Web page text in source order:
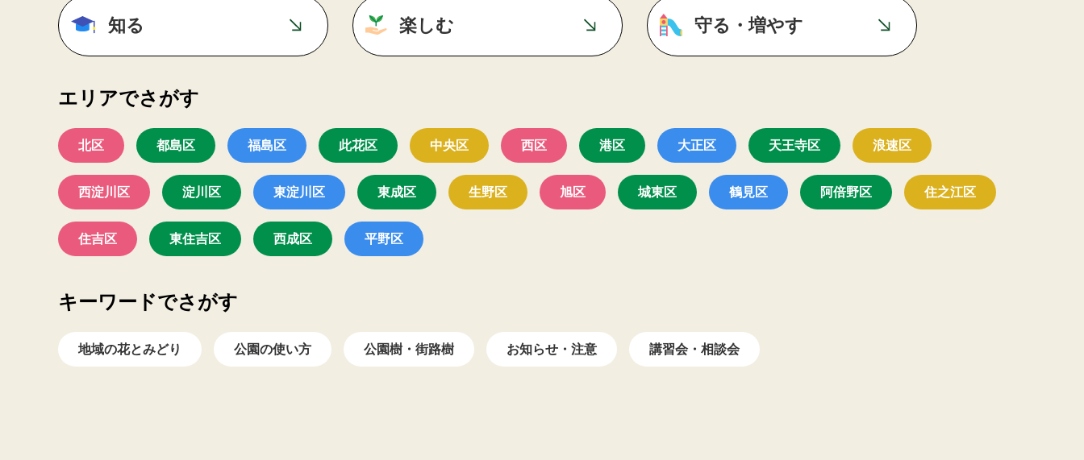
知る 楽しむ 守る・増やす
エリアでさがす
北区 都島区 福島区 此花区 中央区 西区 港区 大正区 天王寺区 浪速区
西淀川区 淀川区 東淀川区 東成区 生野区 旭区 城東区 鶴見区 阿倍野区 住之江区
住吉区 東住吉区 西成区 平野区
キーワードでさがす
地域の花とみどり 公園の使い方 公園樹・街路樹 お知らせ・注意 講習会・相談会